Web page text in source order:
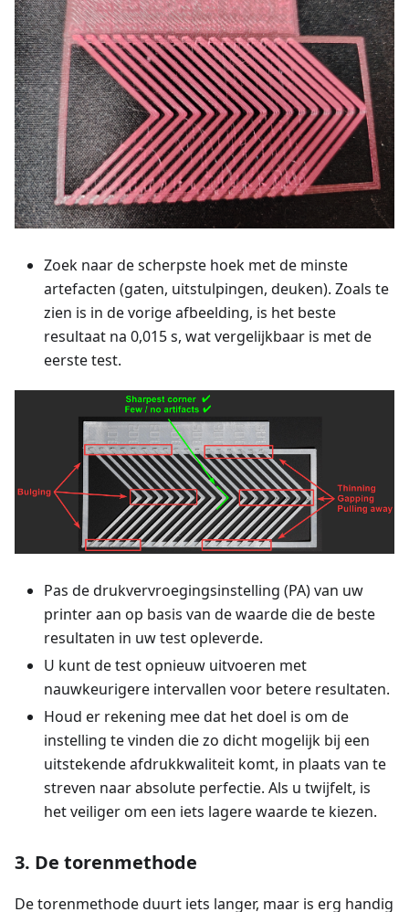
Zoek naar de scherpste hoek met de minste
artefacten (gaten, uitstulpingen, deuken). Zoals te
zien is in de vorige afbeelding, is het beste
resultaat na 0,015 s, wat vergelijkbaar is met de
eerste test.
Pas de drukvervroegingsinstelling (PA) van uw
printer aan op basis van de waarde die de beste
resultaten in uw test opleverde.
U kunt de test opnieuw uitvoeren met
nauwkeurigere intervallen voor betere resultaten.
Houd er rekening mee dat het doel is om de
instelling te vinden die zo dicht mogelijk bij een
uitstekende afdrukkwaliteit komt, in plaats van te
streven naar absolute perfectie. Als u twijfelt, is
het veiliger om een iets lagere waarde te kiezen.
3. De torenmethode
De torenmethode duurt iets langer, maar is erg handig